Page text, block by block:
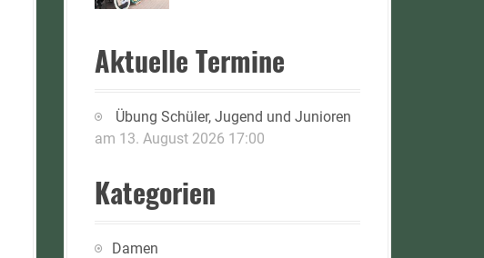
Aktuelle Termine
Übung Schüler, Jugend und Junioren
am 13. August 2026 17:00
Kategorien
Damen